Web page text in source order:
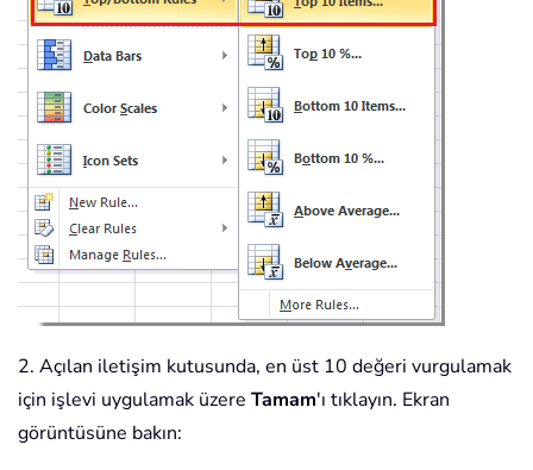
2. Açılan iletişim kutusunda, en üst 10 değeri vurgulamak
için işlevi uygulamak üzere Tamam'ı tıklayın. Ekran
görüntüsüne bakın: